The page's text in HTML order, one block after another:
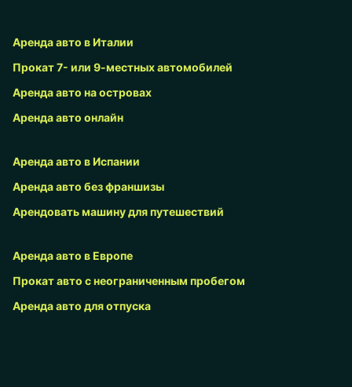
Аренда авто в Италии
Прокат 7- или 9-местных автомобилей
Аренда авто на островах
Аренда авто онлайн
Аренда авто в Испании
Аренда авто без франшизы
Арендовать машину для путешествий
Аренда авто в Европе
Прокат авто с неограниченным пробегом
Аренда авто для отпуска